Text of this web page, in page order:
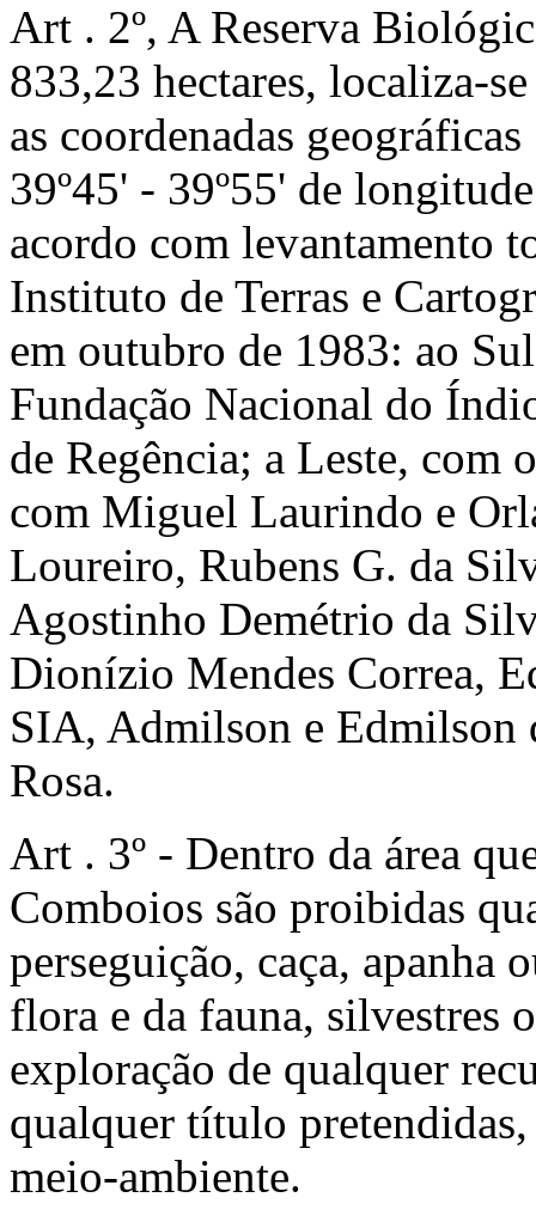
Art . 2º, A Reserva
833,23 hectares, localiza-
as coordenadas
39º45' - 39º55' de
acordo com levantamento
Instituto de Terras e
em outubro de 1983: ao
Fundação Nacional do
de Regência; a Leste, com
com Miguel Laurindo e
Loureiro, Rubens G. da
Agostinho Demétrio da
Dionízio Mendes Correa,
SIA, Admilson e Edmilson
Rosa.
Art . 3º - Dentro da área
Comboios são proibidas
perseguição, caça, apanha
flora e da fauna, silvestres
exploração de qualquer
qualquer título
meio-ambiente.